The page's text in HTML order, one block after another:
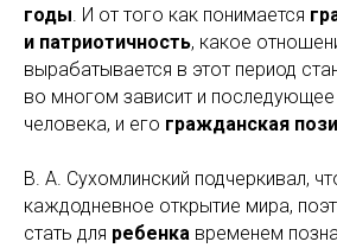
годы. И от того как понимается
и патриотичность, какое
вырабатывается в этот период
во многом зависит и
человека, и его гражданская
В. А. Сухомлинский подчеркивал,
каждодневное открытие мира,
стать для ребенка временем